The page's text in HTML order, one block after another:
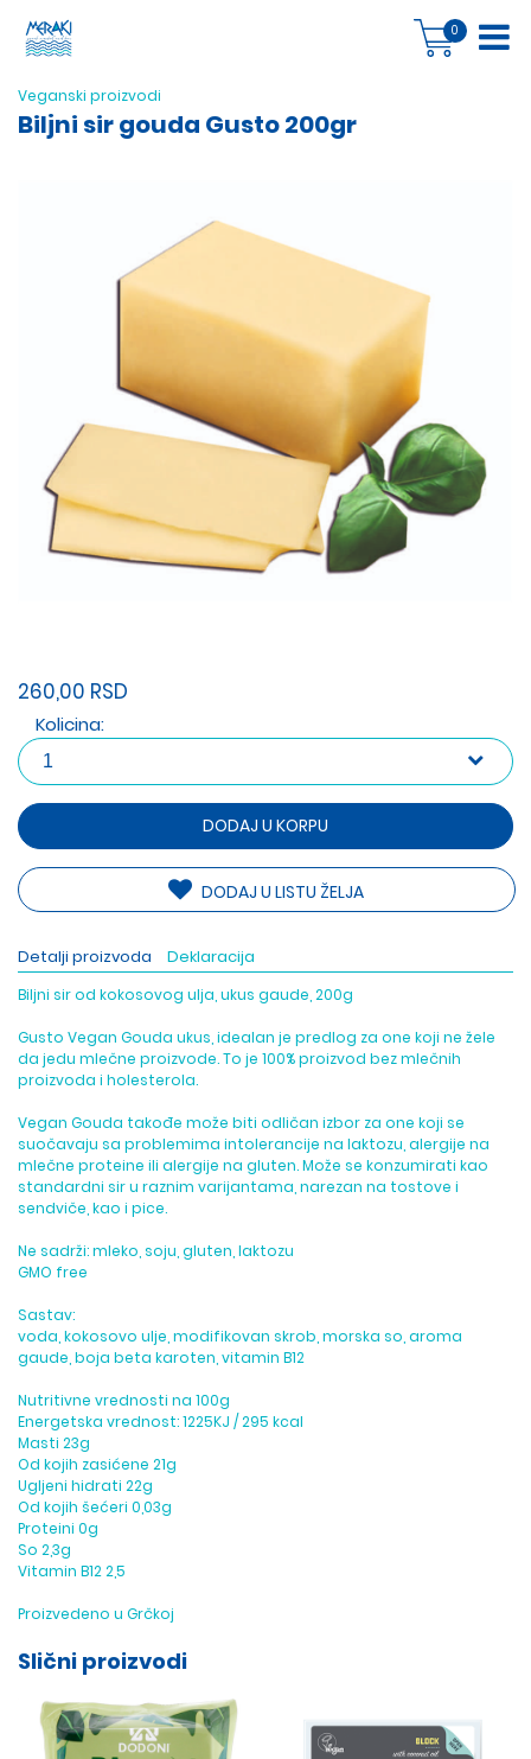
0
Veganski proizvodi
Biljni sir gouda Gusto 200gr
260,00 RSD
Kolicina:
DODAJ U KORPU
DODAJ U LISTU ŽELJA
Detalji proizvoda Deklaracija
Biljni sir od kokosovog ulja, ukus gaude, 200g
Gusto Vegan Gouda ukus, idealan je predlog za one koji ne žele
da jedu mlečne proizvode. To je 100% proizvod bez mlečnih
proizvoda i holesterola.
Vegan Gouda takođe može biti odličan izbor za one koji se
suočavaju sa problemima intolerancije na laktozu, alergije na
mlečne proteine ili alergije na gluten. Može se konzumirati kao
standardni sir u raznim varijantama, narezan na tostove i
sendviče, kao i pice.
Ne sadrži: mleko, soju, gluten, laktozu
GMO free
Sastav:
voda, kokosovo ulje, modifikovan skrob, morska so, aroma
gaude, boja beta karoten, vitamin B12
Nutritivne vrednosti na 100g
Energetska vrednost: 1225KJ / 295 kcal
Masti 23g
Od kojih zasićene 21g
Ugljeni hidrati 22g
Od kojih šećeri 0,03g
Proteini 0g
So 2,3g
Vitamin B12 2,5
Proizvedeno u Grčkoj
Slični proizvodi